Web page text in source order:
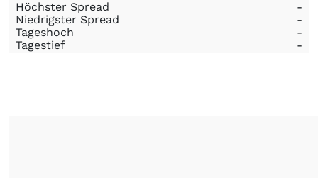
Höchster Spread
-
Niedrigster Spread
-
Tageshoch
-
Tagestief
-